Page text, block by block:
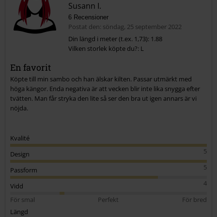
Skicka kommentar
Susann I.
6 Recensioner
Postat den: söndag, 25 september 2022
Din längd i meter (t.ex. 1,73): 1.88
Vilken storlek köpte du?: L
En favorit
Köpte till min sambo och han älskar kilten. Passar utmärkt med
höga kängor. Enda negativa är att vecken blir inte lika snygga efter
tvätten. Man får stryka den lite så ser den bra ut igen annars är vi
nöjda.
Kvalité
5
Design
5
Passform
4
Vidd
För smal
Perfekt
För bred
Längd